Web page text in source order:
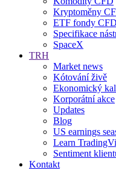
Kryptoměny
ETF fondy CFD
Specifikace
SpaceX
TRH
Market news
Kótování živě
Ekonomický
Korporátní akce
Updates
Blog
US earnings
Learn
Sentiment
Kontakt